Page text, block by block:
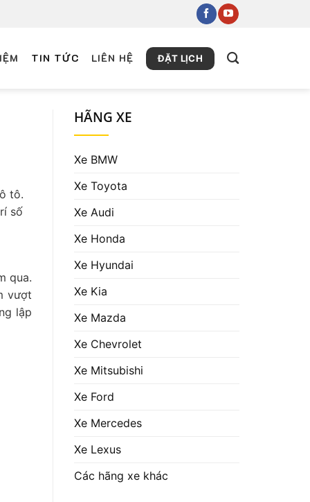
TIN TỨC LIÊN HỆ ĐẶT LỊCH
tô.
số
qua.
vượt
lập
HÃNG XE
Xe BMW
Xe Toyota
Xe Audi
Xe Honda
Xe Hyundai
Xe Kia
Xe Mazda
Xe Chevrolet
Xe Mitsubishi
Xe Ford
Xe Mercedes
Xe Lexus
Các hãng xe khác